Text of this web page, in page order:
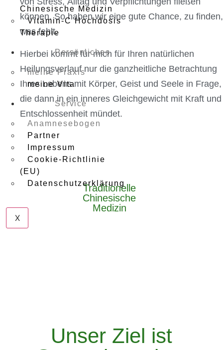
Chinesische Medizin
Vitamin-C Hochdosis
Therapie
Persönliches
meine Praxis
meine Vita
Service
Anamnesebogen
Partner
Impressum
Cookie-Richtlinie
(EU)
Datenschutzerklärung
X
können. So haben wir eine gute Chance, zu finden,
was fehlt.
Hierbei kommt für mich für Ihren natürlichen
Heilungsverlauf nur die ganzheitliche Betrachtung
Ihres Lebens mit Körper, Geist und Seele in Frage,
die dann in ein inneres Gleichgewicht mit Kraft und
Entschlossenheit mündet.
Traditionelle
Chinesische
Medizin
Unser Ziel ist